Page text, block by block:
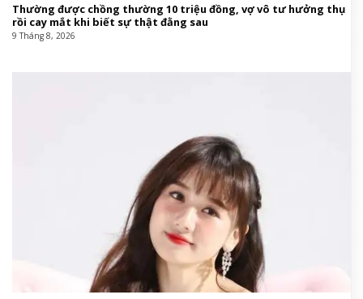
Thường được chồng thường 10 triệu đồng, vợ vô tư hưởng thụ
rồi cay mắt khi biết sự thật đằng sau
9 Tháng 8, 2026